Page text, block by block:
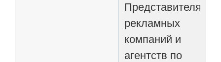
Представителям
рекламных
компаний и
агентств по